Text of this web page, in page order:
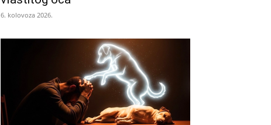
6. kolovoza 2026.